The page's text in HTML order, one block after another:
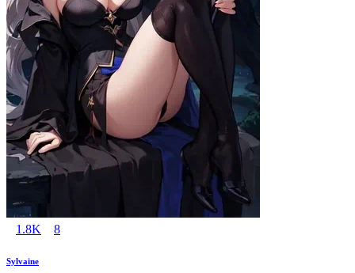
1.8K 8
Sylvaine